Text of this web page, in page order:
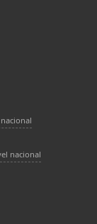
nacional